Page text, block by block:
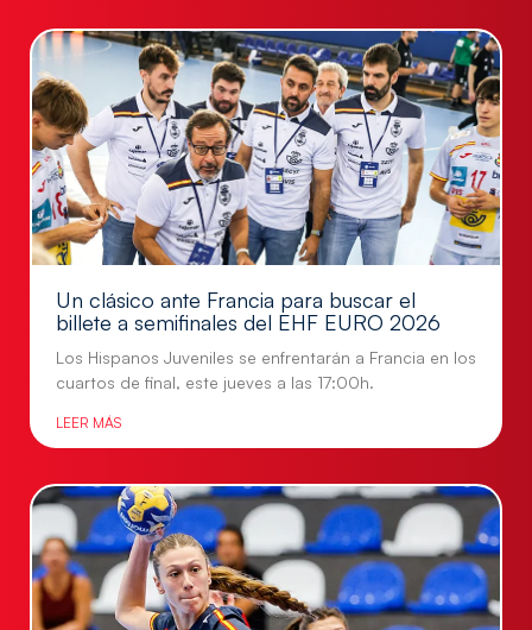
Un clásico ante Francia para buscar el
billete a semifinales del EHF EURO 2026
Los Hispanos Juveniles se enfrentarán a Francia en los
cuartos de final, este jueves a las 17:00h.
LEER MÁS